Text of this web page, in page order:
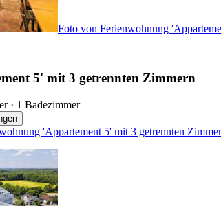
Foto von Ferienwohnung
5' mit 3 getrennten Zimmern
· 1 Badezimmer
'Appartement 5' mit 3 getrennten